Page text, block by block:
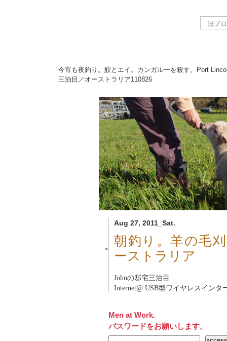
今宵も夜釣り。鮫とエイ。カンガルーを殺す。Port
三泊目／オーストラリア110826
Aug 27, 2011_Sat.
■
朝釣り。羊の毛
ーストラリア
Johnの邸宅三泊目
Internet@ USB型ワイヤレスイン
Men at Work.
パスワードをお願いします。